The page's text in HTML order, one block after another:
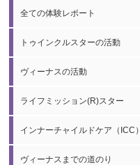
全ての体験レポート
トゥインクルスターの活動
ヴィーナスの活動
ライフミッション(R)スター
インナーチャイルドケア（ICC）
ヴィーナスまでの道のり